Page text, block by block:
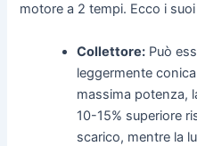
motore a 2 tempi. Ecco i
Collettore: Può
leggermente
massima potenza,
10-15% superiore
scarico, mentre la